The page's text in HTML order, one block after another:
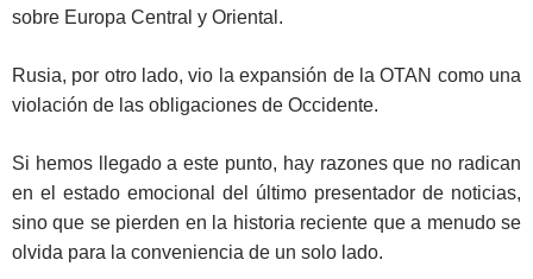
sobre Europa Central y Oriental.
Rusia, por otro lado, vio la expansión de la OTAN como una
violación de las obligaciones de Occidente.
Si hemos llegado a este punto, hay razones que no radican
en el estado emocional del último presentador de noticias,
sino que se pierden en la historia reciente que a menudo se
olvida para la conveniencia de un solo lado.